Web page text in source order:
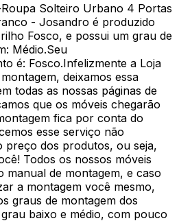
Solteiro Urbano 4 Portas
- Josandro é produzido
Fosco, e possui um grau de
Médio.Seu
é: Fosco.Infelizmente a Loja
deixamos essa
todas as nossas páginas de
que os móveis chegarão
fica por conta do
esse serviço não
preço dos produtos, ou seja,
Todos os nossos móveis
manual de montagem, e caso
a montagem você mesmo,
graus de montagem dos
baixo e médio, com pouco